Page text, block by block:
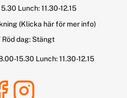
Lunch: 11.30-12.15
(Klicka här för mer info)
Röd dag: Stängt
15.30 Lunch: 11.30-12.15